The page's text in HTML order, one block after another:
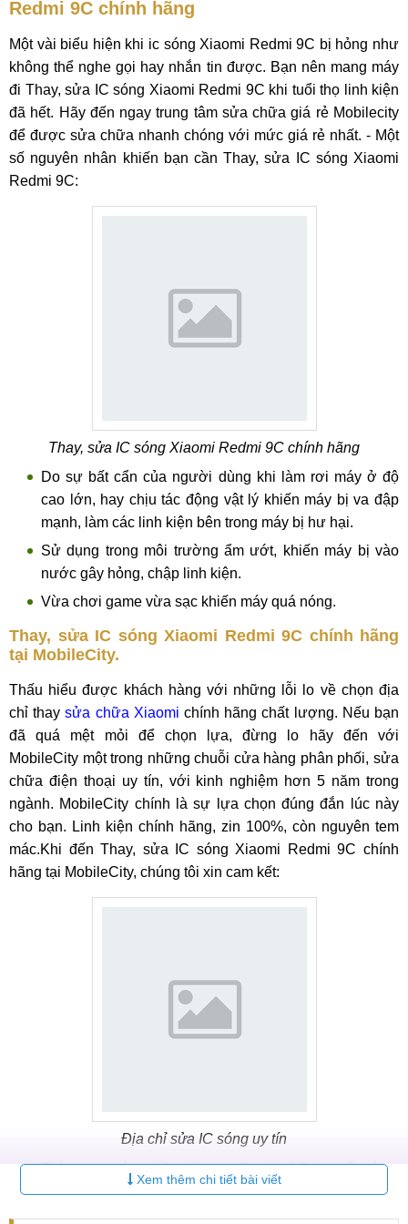
Redmi 9C chính hãng
Một vài biểu hiện khi ic sóng Xiaomi Redmi 9C bị hỏng như
không thể nghe gọi hay nhắn tin được. Bạn nên mang máy
đi Thay, sửa IC sóng Xiaomi Redmi 9C khi tuổi thọ linh kiện
đã hết. Hãy đến ngay trung tâm sửa chữa giá rẻ Mobilecity
để được sửa chữa nhanh chóng với mức giá rẻ nhất. - Một
số nguyên nhân khiến bạn cần Thay, sửa IC sóng Xiaomi
Redmi 9C:
Thay, sửa IC sóng Xiaomi Redmi 9C chính hãng
Do sự bất cẩn của người dùng khi làm rơi máy ở độ
cao lớn, hay chịu tác động vật lý khiến máy bị va đập
mạnh, làm các linh kiện bên trong máy bị hư hại.
Sử dụng trong môi trường ẩm ướt, khiến máy bị vào
nước gây hỏng, chập linh kiện.
Vừa chơi game vừa sạc khiến máy quá nóng.
Thay, sửa IC sóng Xiaomi Redmi 9C chính hãng
tại MobileCity.
Thấu hiểu được khách hàng với những lỗi lo về chọn địa
chỉ thaysửa chữa Xiaomi chính hãng chất lượng. Nếu bạn
đã quá mệt mỏi để chọn lựa, đừng lo hãy đến với
MobileCity một trong những chuỗi cửa hàng phân phối, sửa
chữa điện thoại uy tín, với kinh nghiệm hơn 5 năm trong
ngành. MobileCity chính là sự lựa chọn đúng đắn lúc này
cho bạn. Linh kiện chính hãng, zin 100%, còn nguyên tem
mác.Khi đến Thay, sửa IC sóng Xiaomi Redmi 9C chính
hãng tại MobileCity, chúng tôi xin cam kết:
Địa chỉ sửa IC sóng uy tín
Thời gian sửa chữa Xiaomi Redmi 9C bị mất sóng,
không gọi được nhanh chóng. Quý khách hoàn toàn có
Xem thêm chi tiết bài viết